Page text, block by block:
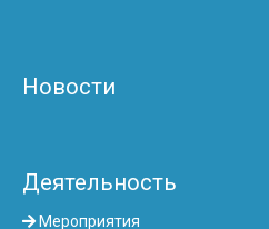
Новости
Деятельность
Мероприятия